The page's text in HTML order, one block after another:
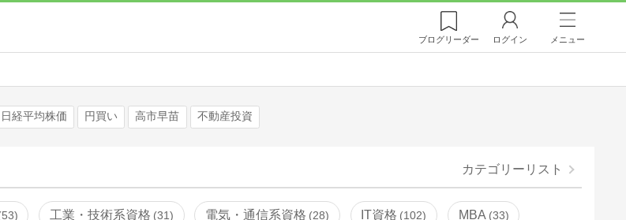
ブログリーダー ログイン メニュー
日経平均株価 円買い 高市早苗 不動産投資
カテゴリーリスト
53 工業・技術系資格 31 電気・通信系資格 28 IT資格 102 MBA 33